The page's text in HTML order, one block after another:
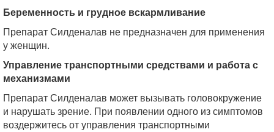
Беременность и грудное вскармливание
Препарат Силденалав не предназначен для применения
у женщин.
Управление транспортными средствами и работа с
механизмами
Препарат Силденалав может вызывать головокружение
и нарушать зрение. При появлении одного из симптомов
воздержитесь от управления транспортными